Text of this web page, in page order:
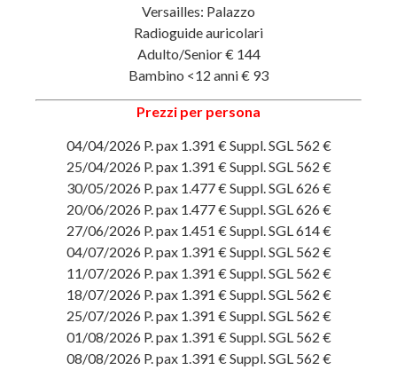
Versailles: Palazzo
Radioguide auricolari
Adulto/Senior € 144
Bambino <12 anni € 93
Prezzi per persona
04/04/2026 P. pax 1.391 € Suppl. SGL 562 €
25/04/2026 P. pax 1.391 € Suppl. SGL 562 €
30/05/2026 P. pax 1.477 € Suppl. SGL 626 €
20/06/2026 P. pax 1.477 € Suppl. SGL 626 €
27/06/2026 P. pax 1.451 € Suppl. SGL 614 €
04/07/2026 P. pax 1.391 € Suppl. SGL 562 €
11/07/2026 P. pax 1.391 € Suppl. SGL 562 €
18/07/2026 P. pax 1.391 € Suppl. SGL 562 €
25/07/2026 P. pax 1.391 € Suppl. SGL 562 €
01/08/2026 P. pax 1.391 € Suppl. SGL 562 €
08/08/2026 P. pax 1.391 € Suppl. SGL 562 €